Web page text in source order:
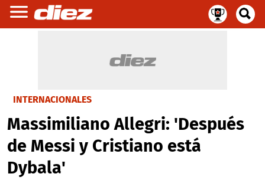
INTERNACIONALES
Massimiliano Allegri: 'Después
de Messi y Cristiano está
Dybala'